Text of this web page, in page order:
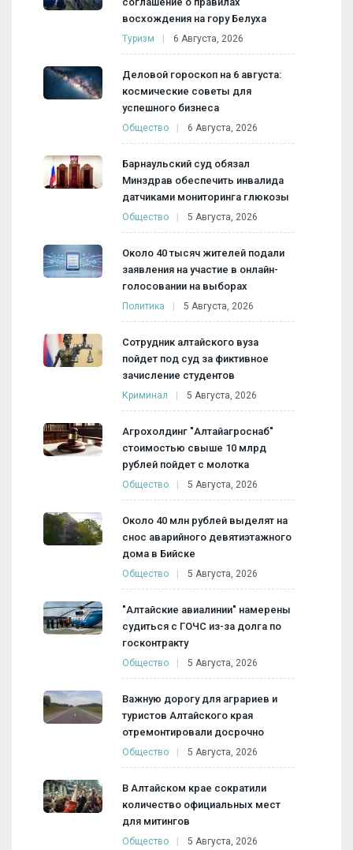
восхождения на гору Белуха
Туризм 6 Августа, 2026
Деловой гороскоп на 6 августа:
космические советы для
успешного бизнеса
Общество 6 Августа, 2026
Барнаульский суд обязал
Минздрав обеспечить инвалида
датчиками мониторинга глюкозы
Общество 5 Августа, 2026
Около 40 тысяч жителей подали
заявления на участие в онлайн-
голосовании на выборах
Политика 5 Августа, 2026
Сотрудник алтайского вуза
пойдет под суд за фиктивное
зачисление студентов
Криминал 5 Августа, 2026
Агрохолдинг "Алтайагроснаб"
стоимостью свыше 10 млрд
рублей пойдет с молотка
Общество 5 Августа, 2026
Около 40 млн рублей выделят на
снос аварийного девятиэтажного
дома в Бийске
Общество 5 Августа, 2026
"Алтайские авиалинии" намерены
судиться с ГОЧС из-за долга по
госконтракту
Общество 5 Августа, 2026
Важную дорогу для аграриев и
туристов Алтайского края
отремонтировали досрочно
Общество 5 Августа, 2026
В Алтайском крае сократили
количество официальных мест
для митингов
Общество 5 Августа, 2026